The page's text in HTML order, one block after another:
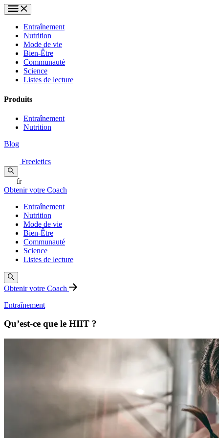
Entraînement
Nutrition
Mode de vie
Bien-Être
Communauté
Science
Listes de lecture
Produits
Entraînement
Nutrition
Blog
Freeletics
fr
Obtenir votre Coach
Entraînement
Nutrition
Mode de vie
Bien-Être
Communauté
Science
Listes de lecture
Obtenir votre Coach
Entraînement
Qu’est-ce que le HIIT ?